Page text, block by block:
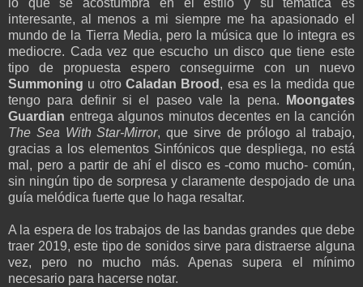
lo que se acostumbra en el estilo y su temática es
interesante, al menos a mi siempre me ha apasionado el
mundo de la Tierra Media, pero la música que lo integra es
mediocre. Cada vez que escucho un disco que tiene este
tipo de propuesta espero conseguirme con un nuevo
Summoning u otro Caladan Brood , esa es la medida que
tengo para definir si el paseo vale la pena.
Moongates
Guardian entrega algunos minutos decentes en la canción
The Sea With Star-Mirror, que sirve de prólogo al trabajo,
gracias a los elementos Sinfónicos que despliega, no está
mal, pero a partir de ahí el disco es -como mucho- común,
sin ningún tipo de sorpresa y claramente despojado de una
guía melódica fuerte que lo haga resaltar.
A la espera de los trabajos de las bandas grandes que debe
traer 2019, este tipo de sonidos sirve para distraerse alguna
vez, pero no mucho más. Apenas supera el mínimo
necesario para hacerse notar.